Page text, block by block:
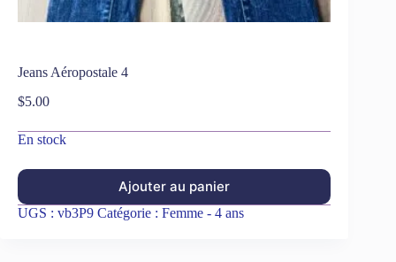
Jeans Aéropostale 4
$5.00
En stock
Ajouter au panier
UGS : vb3P9 Catégorie : Femme - 4 ans